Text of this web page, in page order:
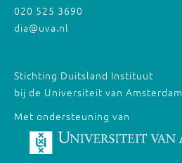
020 525 3690
dia@uva.nl
Stichting Duitsland Instituut
bij de Universiteit van Amsterdam
Met ondersteuning van